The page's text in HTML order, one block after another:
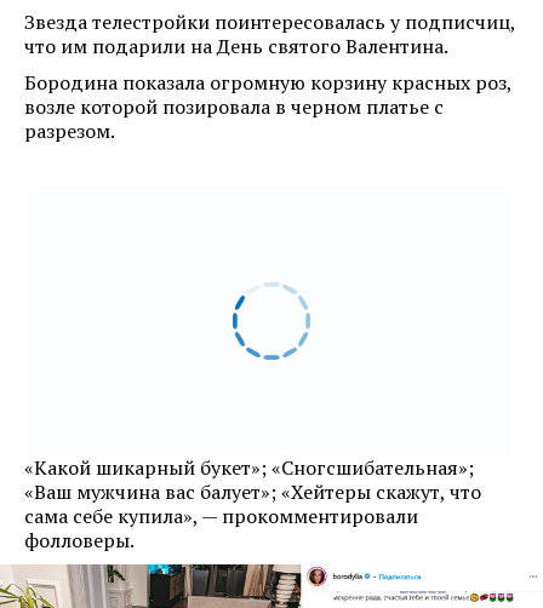
Звезда телестройки поинтересовалась у подписчиц,
что им подарили на День святого Валентина.
Бородина показала огромную корзину красных роз,
возле которой позировала в черном платье с
разрезом.
«Какой шикарный букет»; «Сногсшибательная»;
«Ваш мужчина вас балует»; «Хейтеры скажут, что
сама себе купила», — прокомментировали
фолловеры.